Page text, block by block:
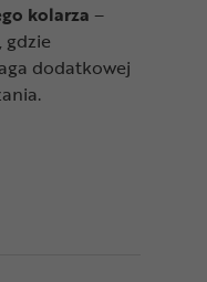
kolarza –
gdzie
dodatkowej